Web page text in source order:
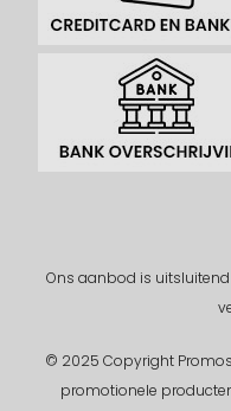
Ons aanbod is
© 2025 Copyright
promotionele